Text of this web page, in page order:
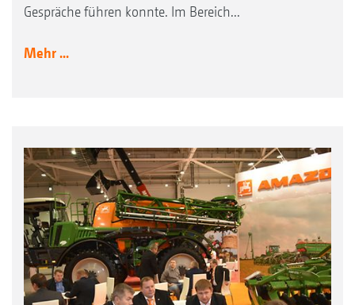
Gespräche führen konnte. Im Bereich...
Mehr ...